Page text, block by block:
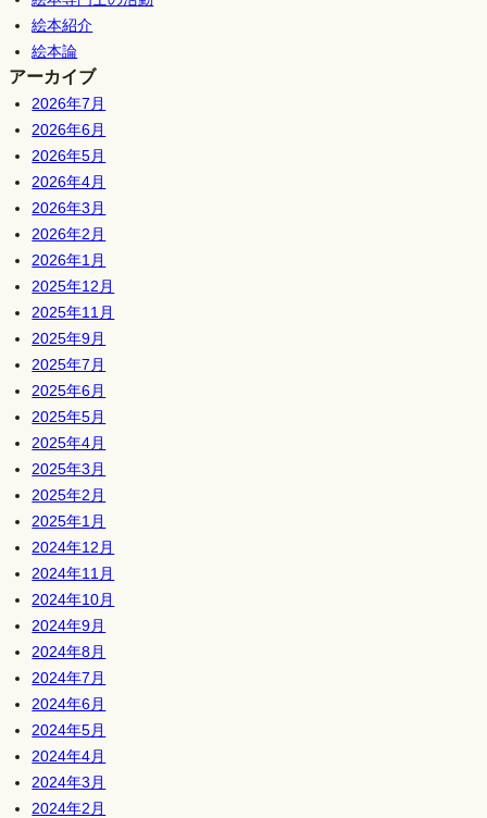
絵本紹介
絵本論
アーカイブ
2026年7月
2026年6月
2026年5月
2026年4月
2026年3月
2026年2月
2026年1月
2025年12月
2025年11月
2025年9月
2025年7月
2025年6月
2025年5月
2025年4月
2025年3月
2025年2月
2025年1月
2024年12月
2024年11月
2024年10月
2024年9月
2024年8月
2024年7月
2024年6月
2024年5月
2024年4月
2024年3月
2024年2月